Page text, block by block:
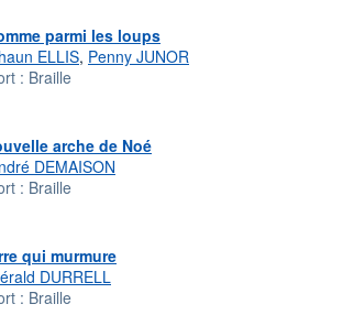
parmi les loups
ELLIS, Penny JUNOR
: Braille
arche de Noé
DEMAISON
: Braille
qui murmure
DURRELL
: Braille